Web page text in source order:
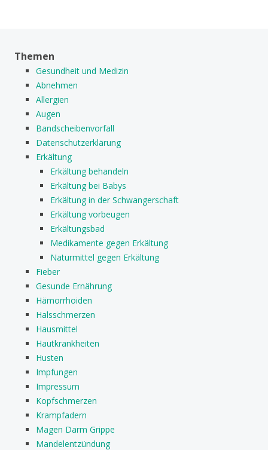
Themen
Gesundheit und Medizin
Abnehmen
Allergien
Augen
Bandscheibenvorfall
Datenschutzerklärung
Erkältung
Erkältung behandeln
Erkältung bei Babys
Erkältung in der Schwangerschaft
Erkältung vorbeugen
Erkältungsbad
Medikamente gegen Erkältung
Naturmittel gegen Erkältung
Fieber
Gesunde Ernährung
Hämorrhoiden
Halsschmerzen
Hausmittel
Hautkrankheiten
Husten
Impfungen
Impressum
Kopfschmerzen
Krampfadern
Magen Darm Grippe
Mandelentzündung